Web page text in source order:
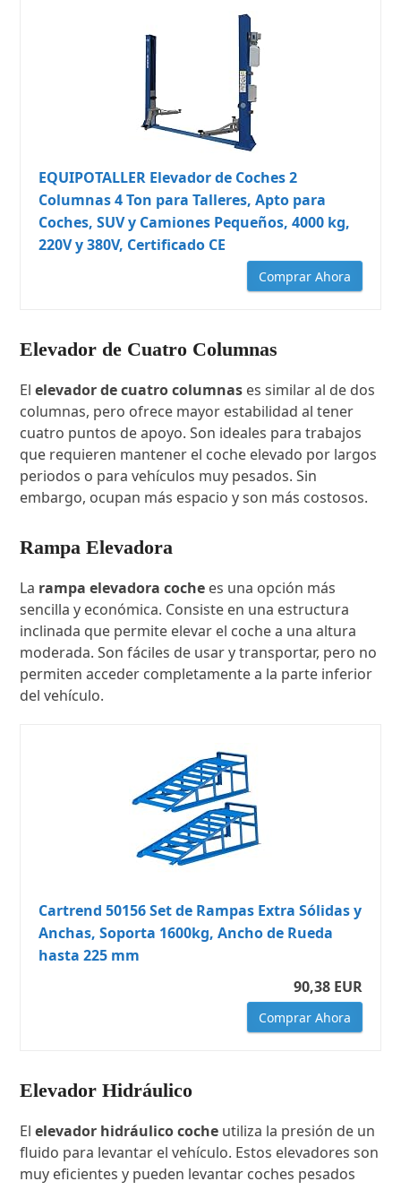
EQUIPOTALLER Elevador de Coches 2
Columnas 4 Ton para Talleres, Apto para
Coches, SUV y Camiones Pequeños, 4000 kg,
220V y 380V, Certificado CE
Comprar Ahora
Elevador de Cuatro Columnas
Elelevador de cuatro columnas es similar al de dos
columnas, pero ofrece mayor estabilidad al tener
cuatro puntos de apoyo. Son ideales para trabajos
que requieren mantener el coche elevado por largos
periodos o para vehículos muy pesados. Sin
embargo, ocupan más espacio y son más costosos.
Rampa Elevadora
La rampa elevadora coche es una opción más
sencilla y económica. Consiste en una estructura
inclinada que permite elevar el coche a una altura
moderada. Son fáciles de usar y transportar, pero no
permiten acceder completamente a la parte inferior
del vehículo.
Cartrend 50156 Set de Rampas Extra Sólidas y
Anchas, Soporta 1600kg, Ancho de Rueda
hasta 225 mm
90,38 EUR
Comprar Ahora
Elevador Hidráulico
Elelevador hidráulico coche utiliza la presión de un
fluido para levantar el vehículo. Estos elevadores son
muy eficientes y pueden levantar coches pesados